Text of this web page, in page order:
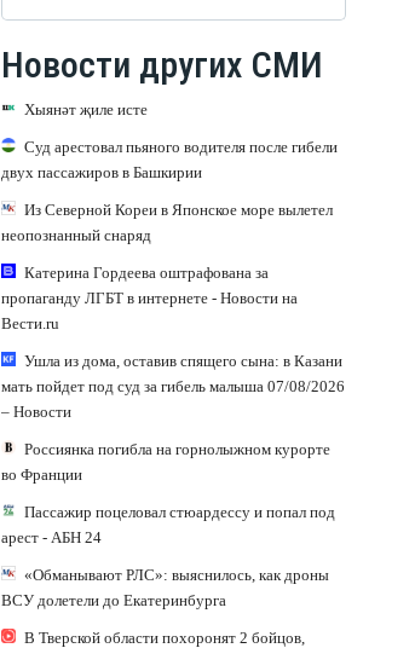
Новости других СМИ
Хыянәт җиле исте
Суд арестовал пьяного водителя после гибели
двух пассажиров в Башкирии
Из Северной Кореи в Японское море вылетел
неопознанный снаряд
Катерина Гордеева оштрафована за
пропаганду ЛГБТ в интернете - Новости на
Вести.ru
Ушла из дома, оставив спящего сына: в Казани
мать пойдет под суд за гибель малыша 07/08/2026
– Новости
Россиянка погибла на горнолыжном курорте
во Франции
Пассажир поцеловал стюардессу и попал под
арест - АБН 24
«Обманывают РЛС»: выяснилось, как дроны
ВСУ долетели до Екатеринбурга
В Тверской области похоронят 2 бойцов,